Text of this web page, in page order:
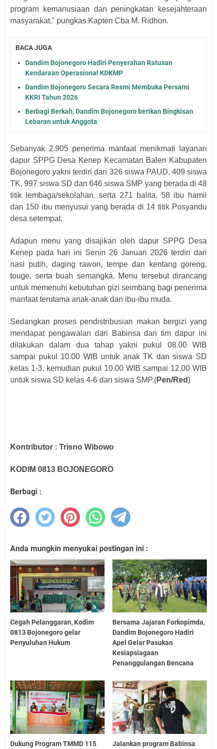
program kemanusiaan dan peningkatan kesejahteraan
masyarakat," pungkas Kapten Cba M. Ridhon.
BACA JUGA
Dandim Bojonegoro Hadiri Penyerahan Ratusan
Kendaraan Operasional KDKMP
Dandim Bojonegoro Secara Resmi Membuka Persami
KKRI Tahun 2026
Berbagi Berkah, Dandim Bojonegoro berikan Bingkisan
Lebaran untuk Anggota
Sebanyak 2.905 penerima manfaat menikmati layanan
dapur SPPG Desa Kenep Kecamatan Balen Kabupaten
Bojonegoro yakni terdiri dari 326 siswa PAUD, 409 siswa
TK, 997 siswa SD dan 646 siswa SMP yang berada di 48
titik lembaga/sekolahan, serta 271 balita, 58 ibu hamil
dan 150 ibu menyusui yang berada di 14 titik Posyandu
desa setempat.
Adapun menu yang disajikan oleh dapur SPPG Desa
Kenep pada hari ini Senin 26 Januari 2026 terdiri dari
nasi putih, daging rawon, tempe dan kentang goreng,
touge, serta buah semangka. Menu tersebut dirancang
untuk memenuhi kebutuhan gizi seimbang bagi penerima
manfaat terutama anak-anak dan ibu-ibu muda.
Sedangkan proses pendistribusian makan bergizi yang
mendapat pengawalan dari Babinsa dan tim dapur ini
dilakukan dalam dua tahap yakni pukul 08.00 WIB
sampai pukul 10.00 WIB untuk anak TK dan siswa SD
kelas 1-3, kemudian pukul 10.00 WIB sampai 12.00 WIB
untuk siswa SD kelas 4-6 dan siswa SMP.(Pen/Red)
Kontributor : Trisno Wibowo
KODIM 0813 BOJONEGORO
Berbagi :
Anda mungkin menyukai postingan ini :
Cegah Pelanggaran, Kodim
0813 Bojonegoro gelar
Penyuluhan Hukum
Bersama Jajaran Forkopimda,
Dandim Bojonegoro Hadiri
Apel Gelar Pasukan
Kesiapsiagaan
Penanggulangan Bencana
Dukung Program TMMD 115
Jalankan program Babinsa